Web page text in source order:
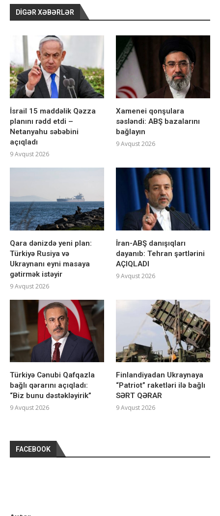
DIGƏR XƏBƏRLƏR
İsrail 15 maddəlik Qəzza
planını rədd etdi –
Netanyahu səbəbini
açıqladı
9 Avqust 2026
Xamenei qonşulara
səsləndi: ABŞ bazalarını
bağlayın
9 Avqust 2026
Qara dənizdə yeni plan:
Türkiyə Rusiya və
Ukraynanı eyni masaya
gətirmək istəyir
9 Avqust 2026
İran-ABŞ danışıqları
dayanıb: Tehran şərtlərini
AÇIQLADI
9 Avqust 2026
Türkiyə Cənubi Qafqazla
bağlı qərarını açıqladı:
“Biz bunu dəstəkləyirik”
9 Avqust 2026
Finlandiyadan Ukraynaya
“Patriot” raketləri ilə bağlı
SƏRT QƏRAR
9 Avqust 2026
FACEBOOK